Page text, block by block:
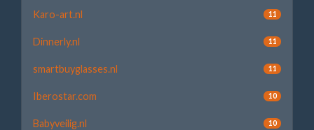
Karo-art.nl 11
Dinnerly.nl 11
smartbuyglasses.nl 11
Iberostar.com 10
Babyveilig.nl 10